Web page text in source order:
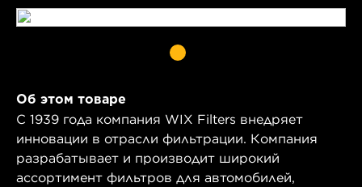
Об этом товаре
С 1939 года компания WIX Filters внедряет
инновации в отрасли фильтрации. Компания
разрабатывает и производит широкий
ассортимент фильтров для автомобилей,